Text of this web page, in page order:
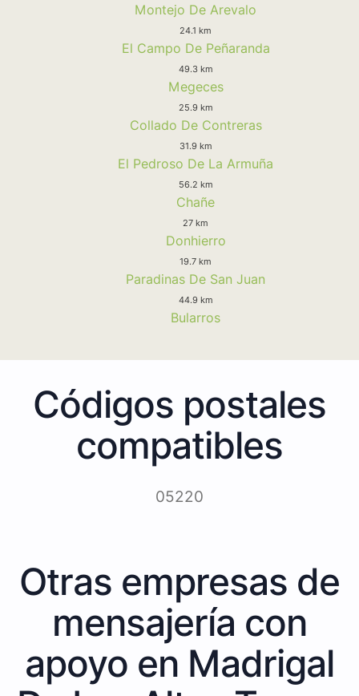
Montejo De Arevalo
24.1 km
El Campo De Peñaranda
49.3 km
Megeces
25.9 km
Collado De Contreras
31.9 km
El Pedroso De La Armuña
56.2 km
Chañe
27 km
Donhierro
19.7 km
Paradinas De San Juan
44.9 km
Bularros
Códigos postales
compatibles
05220
Otras empresas de
mensajería con
apoyo en Madrigal